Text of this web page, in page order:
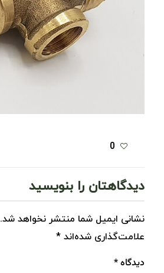
0
دیدگاهتان را بنویسید
نشانی ایمیل شما منتشر نخواهد شد.
علامت‌گذاری شده‌اند *
دیدگاه*